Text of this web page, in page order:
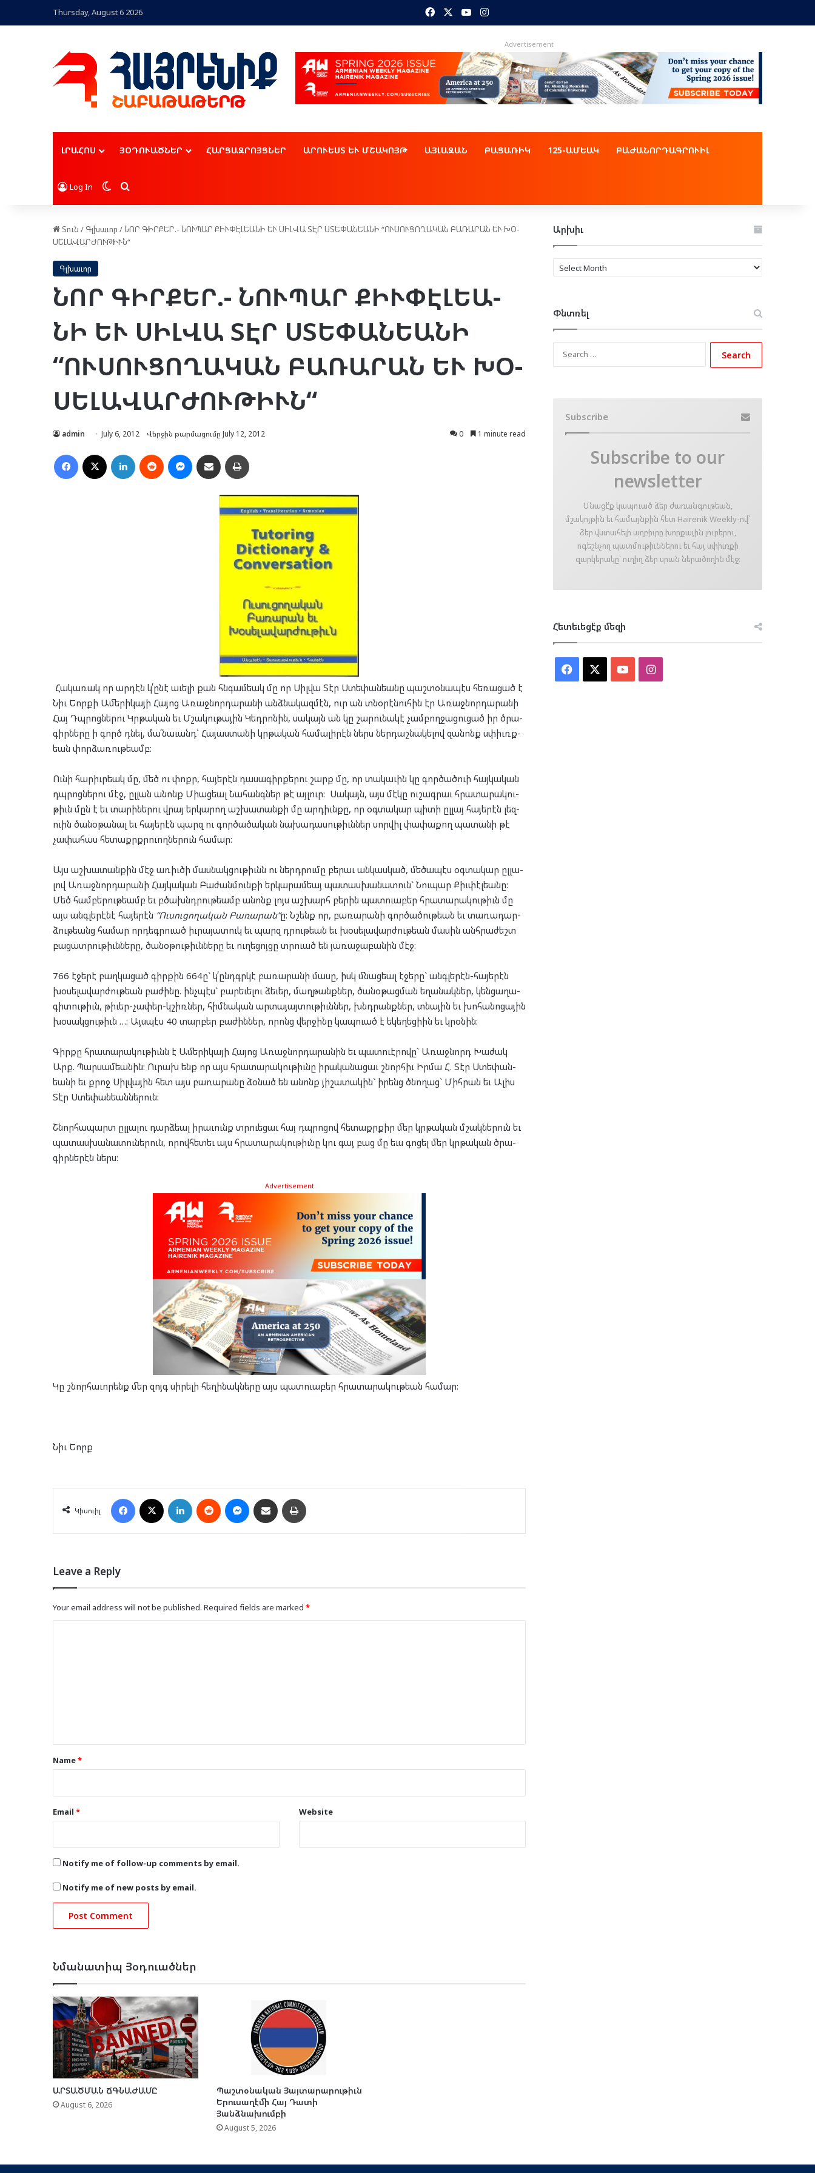
Thursday, August 6 2026 FacebookYouTubeInstagram
Advertisement
ԼՐԱՀՈՍ ՅՕԴՈՒԱԾՆԵՐ ՀԱՐՑԱԶՐՈՅՑՆԵՐ ԱՐՈՒԵՍՏ ԵՒ ՄՇԱԿՈՅԹ ԱՅԼԱԶԱՆ ԲԱՑԱՌԻԿ 125-ԱՄԵԱԿ ԲԱԺԱՆՈՐԴԱԳՐՈՒԻԼ
Log In Switch skin
Որոնել
Տուն / Գլխաւոր /ՆՈՐ ԳԻՐՔԵՐ.- ՆՈՒ­ՊԱՐ ՔԻՒ­ՓԷԼ­ԵԱ­ՆԻ ԵՒ ՍԻԼ­ՎԱ ՏԷՐ ՍՏԵ­ՓԱՆ­ԵԱ­ՆԻ “ՈՒ­ՍՈՒ­ՑՈ­ՂԱ­ԿԱՆ ԲԱ­ՌԱ­ՐԱՆ ԵՒ ԽՕ­
ՍԵ­ԼԱ­ՎԱՐ­ԺՈՒ­ԹԻՒՆ“
Գլխաւոր
ՆՈՐ ԳԻՐՔԵՐ.- ՆՈՒ­ՊԱՐ ՔԻՒ­ՓԷԼ­ԵԱ­
ՆԻ ԵՒ ՍԻԼ­ՎԱ ՏԷՐ ՍՏԵ­ՓԱՆ­ԵԱ­ՆԻ
“ՈՒ­ՍՈՒ­ՑՈ­ՂԱ­ԿԱՆ ԲԱ­ՌԱ­ՐԱՆ ԵՒ ԽՕ­
ՍԵ­ԼԱ­ՎԱՐ­ԺՈՒ­ԹԻՒՆ“
admin July 6, 2012 Վերջին թարմացումը July 12, 2012 0 1 minute read
Facebook LinkedIn Reddit MessengerՈւղարկել նամակ
Հա­կա­ռակ որ ար­դէն կ՛ընէ աւե­լի քան հնգամ­եակ մը որ Սիլ­վա Տէր Ստե­փան­եա­նը պաշ­տօ­նա­պէս հե­ռա­ցած է
Նիւ Եոր­քի Ամե­րի­կա­յի Հա­յոց Առաջ­նոր­դա­րա­նի անձ­նա­կազ­մէն, ուր ան տնօ­րէ­նու­հին էր Առաջ­նոր­դա­րա­նի
Հայ Դպրոց­նե­րու Կրթա­կան եւ Մշա­կու­թա­յին Կե­դրո­նին, սա­կայն ան կը շա­րու­նա­կէ չամ­բող­ջա­ցու­ցած իր ծրա­
գիր­նե­րը ի գործ դնել, մա՛­նա­ւանդ` Հա­յաս­տա­նի կրթա­կան հա­մա­լի­րէն ներս ներ­դաշ­նա­կե­լով զա­նոնք սփիւռք­
եան փոր­ձա­ռու­թեամբ:
Ու­նի հա­րիւր­եակ մը, մեծ ու փոքր, հա­յե­րէն դա­սա­գիր­քե­րու շարք մը, որ տա­կա­ւին կը գոր­ծած­ուի հայ­կա­կան
դպրոց­նե­րու մէջ, ըլ­լան անոնք Մի­աց­եալ Նա­հանգ­ներ թէ այ­լուր: Սա­կայն, այս մէ­կը ու­շագ­րաւ հրա­տա­րա­կու­
թիւն մըն է եւ տա­րի­նե­րու վրայ եր­կա­րող աշ­խա­տան­քի մը ար­դիւն­քը, որ օգ­տա­կար պի­տի ըլ­լայ հա­յե­րէն լեզ­
ուին ծա­նօ­թա­նալ եւ հա­յե­րէն պարզ ու գոր­ծա­ծա­կան նա­խա­դա­սու­թիւն­ներ սոր­վիլ փա­փա­քող պա­տա­նի թէ
չա­փա­հաս հե­տաքրք­րուող­նե­րուն հա­մար:
Այս աշ­խա­տան­քին մէջ առիւ­ծի մաս­նակ­ցու­թիւնն ու ներդ­րու­մը բե­րաւ ան­կաս­կած, մե­ծա­պէս օգ­տա­կար ըլ­լա­
լով Առաջ­նոր­դա­րա­նի Հայ­կա­կան Բա­ժան­մուն­քի եր­կա­րամ­եայ պա­տաս­խա­նա­տուն` Նու­պար Քիւ­փէլ­եա­նը:
Մեծ համ­բե­րու­թեամբ եւ բծախնդ­րու­թեամբ անոնք լոյս աշ­խարհ բե­րին պատ­ուա­բեր հրա­տա­րա­կու­թիւն մը
այս անգ­լե­րէ­նէ հա­յե­րէն “Ուսուցողական Բառարան“ը: Նշենք որ, բա­ռա­րա­նի գոր­ծա­ծու­թեան եւ տա­ռա­դար­
ձու­թեանց հա­մար որ­դեգր­ուած իւ­րա­յա­տուկ եւ պարզ դրու­թեան եւ խօ­սե­լա­վար­ժու­թեան մա­սին անհ­րա­ժեշտ
բա­ցատ­րու­թիւն­նե­րը, ծա­նօ­թու­թիւն­նե­րը եւ ու­ղե­ցոյ­ցը տրուած են յա­ռա­ջա­բա­նին մէջ:
766 էջե­րէ բաղ­կա­ցած գիր­քին 664ը` կ՛ընդգր­կէ բա­ռա­րա­նի մա­սը, իսկ մնաց­եալ էջե­րը` անգ­լե­րէն-հա­յե­րէն
խօ­սե­լա­վար­ժու­թեան բա­ժի­նը. ինչ­պէս` բա­րե­ւե­լու ձե­ւեր, մաղ­թանք­ներ, ծա­նօ­թաց­ման եղա­նակ­ներ, կեն­ցա­ղա­
գի­տու­թիւն, թիւեր-չա­փեր-կշիռ­ներ, հիմ­նա­կան ար­տա­յայ­տու­թիւն­ներ, խնդրանք­ներ, տնա­յին եւ խո­հա­նո­ցա­յին
խօ­սակ­ցու­թիւն …: Այս­պէս 40 տար­բեր բա­ժին­ներ, որոնց վեր­ջի­նը կապ­ուած է եկե­ղեցի­ին եւ կրօ­նին:
Գիր­քը հրա­տա­րա­կու­թիւնն է Ամե­րի­կա­յի Հա­յոց Առաջ­նոր­դա­րա­նին եւ պատ­ուէ­րո­վը` Առաջ­նորդ Խա­ժակ
Արք. Պար­սամ­եա­նին: Ու­րախ ենք որ այս հրա­տա­րա­կու­թիւնը իրա­կանա­ցաւ շնոր­հիւ Իր­մա Հ. Տէր Ստե­փան­
եա­նի եւ քրոջ Սիլ­վա­յին հետ այս բա­ռա­րա­նը ձօ­նած են անոնք յի­շա­տա­կին` իրենց ծնո­ղաց` Միհ­րան եւ Ալիս
Տէր Ստե­փան­եան­նե­րուն:
Շնոր­հա­պարտ ըլ­լա­լու դարձ­եալ իրա­ւունք տրուե­ցաւ հայ դպրո­ցով հե­տաքր­քիր մեր կրթա­կան մշակ­նե­րուն եւ
պա­տաս­խա­նա­տու­նե­րուն, որով­հե­տեւ այս հրա­տա­րա­կու­թիւնը կու գայ բաց մը եւս գո­ցել մեր կրթա­կան ծրա­
գիր­նե­րէն ներս:
Advertisement
Կը շնոր­հա­ւո­րենք մեր զոյգ սի­րե­լի հե­ղի­նակ­նե­րը այս պատ­ուա­բեր հրա­տա­րա­կու­թեան հա­մար:
Նիւ Եորք
Կիսուիլ
Facebook LinkedIn Reddit MessengerՈւղարկել նամակ
Leave a Reply
Your email address will not be published. Required fields are marked *
*Name*
Email * Website
Notify me of follow-up comments by email.
Notify me of new posts by email.
Նմանատիպ Յօդուածներ
ԱՐՏԱԾՄԱՆ ՃԳՆԱԺԱՄԸ
August 6, 2026
Պաշտօնական Յայտարարութիւն
Երուսաղէմի Հայ Դատի
Յանձնախումբի
August 5, 2026
Արխիւ
Արխիւ
Փնտռել
Subscribe
Subscribe to our
newsletter
Մնացէ՛ք կապուած ձեր ժառանգութեան,
մշակոյթին եւ համայնքին հետ Hairenik Weekly-ով՝
ձեր վստահելի աղբիւրը խորքային լուրերու,
ոգեշնչող պատմութիւններու եւ հայ սփիւռքի
զարկերակը՝ ուղիղ ձեր սրան ներածողին մէջ։
Հետեւեցէ՛ք մեզի
Facebook YouTubeInstagram